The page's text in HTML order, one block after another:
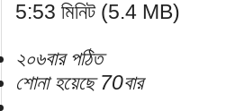
5:53 মিনিট (5.4 MB)
২০৬বার পঠিত
শোনা হয়েছে 70বার